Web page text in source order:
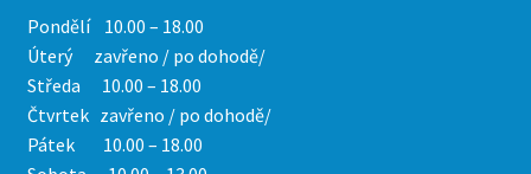
Pondělí 10.00 – 18.00
Úterý zavřeno / po dohodě/
Středa 10.00 – 18.00
Čtvrtek zavřeno / po dohodě/
Pátek 10.00 – 18.00